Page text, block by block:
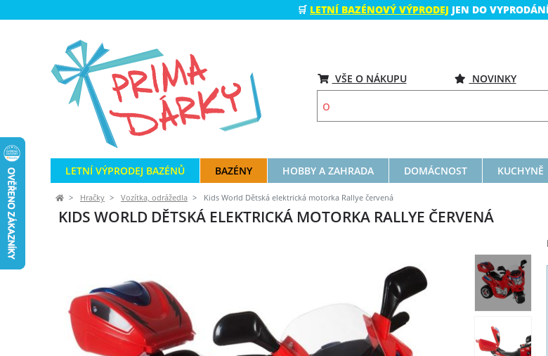
🛒 LETNÍ BAZÉNOVÝ VÝPRODEJ JEN DO
VŠE O NÁKUPU NOVINKY
LETNÍ VÝPRODEJ BAZÉNŮ BAZÉNY HOBBY A ZAHRADA DOMÁCNOST KUCHYNĚ
Hračky Vozítka, odrážedla Kids World Dětská elektrická motorka Rallye červená
KIDS WORLD DĚTSKÁ ELEKTRICKÁ MOTORKA RALLYE ČERVENÁ